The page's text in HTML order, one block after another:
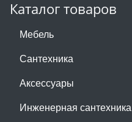
Каталог товаров
Мебель
Сантехника
Аксессуары
Инженерная сантехника